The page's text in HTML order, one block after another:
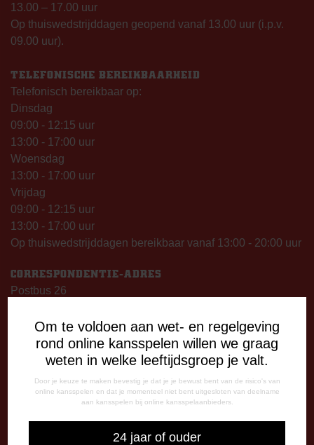
Om te voldoen aan wet- en regelgeving
rond online kansspelen willen we graag
weten in welke leeftijdsgroep je valt.
Door je keuze te maken bevestig je dat je je bewust bent van de risico's van
online kansspelen en dat je momenteel niet bent uitgesloten van deelname
aan kansspelen bij online kansspelaanbieders.
24 jaar of ouder
13.00 – 17.00 uur
Op thuiswedstrijddagen geopend vanaf 13.00 uur (i.p.v.
09.00 uur).
TELEFONISCHE BEREIKBAARHEID
Telefonisch bereikbaar op:
Dinsdag
09:00 - 12:15 uur
13:00 - 17:00 uur
Woensdag
13:00 - 17:00 uur
Vrijdag
09:00 - 12:15 uur
13:00 - 17:00 uur
Op thuiswedstrijddagen bereikbaar vanaf 13:00 - 20:00 uur
CORRESPONDENTIE-ADRES
Postbus 26
CONTACT
0591-670670
info@fcemmen.nl